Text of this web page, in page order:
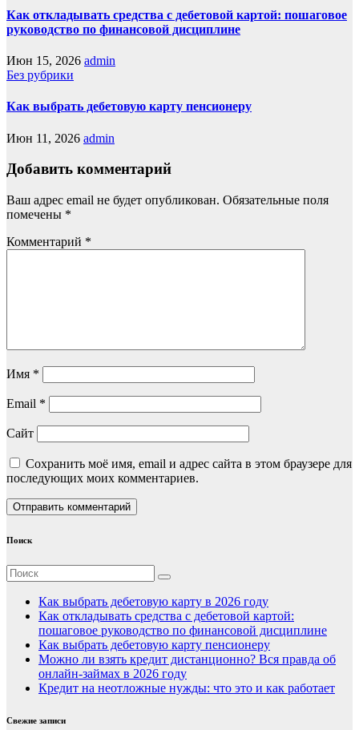
Как откладывать средства с дебетовой картой: пошаговое
руководство по финансовой дисциплине
Июн 15, 2026 admin
Без рубрики
Как выбрать дебетовую карту пенсионеру
Июн 11, 2026 admin
Добавить комментарий
Ваш адрес email не будет опубликован. Обязательные поля
помечены *
Комментарий *
Имя *
Email *
Сайт
Сохранить моё имя, email и адрес сайта в этом браузере для
последующих моих комментариев.
Поиск
Как выбрать дебетовую карту в 2026 году
Как откладывать средства с дебетовой картой:
пошаговое руководство по финансовой дисциплине
Как выбрать дебетовую карту пенсионеру
Можно ли взять кредит дистанционно? Вся правда об
онлайн-займах в 2026 году
Кредит на неотложные нужды: что это и как работает
Свежие записи